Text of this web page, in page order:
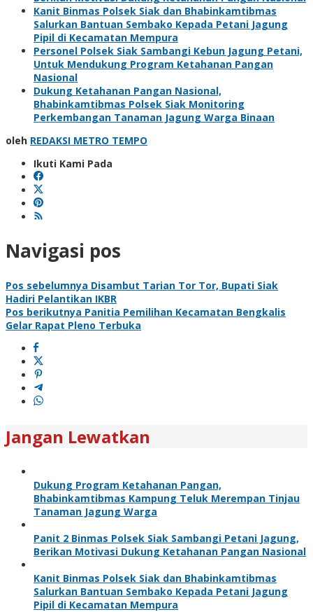
Kanit Binmas Polsek Siak dan Bhabinkamtibmas
Salurkan Bantuan Sembako Kepada Petani Jagung
Pipil di Kecamatan Mempura
Personel Polsek Siak Sambangi Kebun Jagung Petani,
Untuk Mendukung Program Ketahanan Pangan
Nasional
Dukung Ketahanan Pangan Nasional,
Bhabinkamtibmas Polsek Siak Monitoring
Perkembangan Tanaman Jagung Warga Binaan
oleh REDAKSI METRO TEMPO
Ikuti Kami Pada
Navigasi pos
Pos sebelumnya Disambut Tarian Tor Tor, Bupati Siak
Hadiri Pelantikan IKBR
Pos berikutnya Panitia Pemilihan Kecamatan Bengkalis
Gelar Rapat Pleno Terbuka
Jangan Lewatkan
Dukung Program Ketahanan Pangan,
Bhabinkamtibmas Kampung Teluk Merempan Tinjau
Tanaman Jagung Warga
Panit 2 Binmas Polsek Siak Sambangi Petani Jagung,
Berikan Motivasi Dukung Ketahanan Pangan Nasional
Kanit Binmas Polsek Siak dan Bhabinkamtibmas
Salurkan Bantuan Sembako Kepada Petani Jagung
Pipil di Kecamatan Mempura